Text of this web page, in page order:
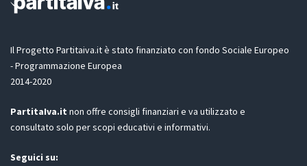
n
D
P
R
*
Il Progetto Partitaiva.it è stato finanziato con fondo Sociale Europeo
- Programmazione Europea
2014-2020
PartitaIva.it non offre consigli finanziari e va utilizzato e
consultato solo per scopi educativi e informativi.
Seguici su: